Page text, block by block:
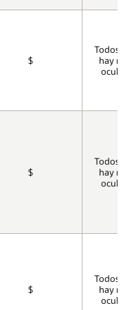
$
Todos
hay
oculto
$
Todos
hay
oculto
$
Todos
hay
oculto